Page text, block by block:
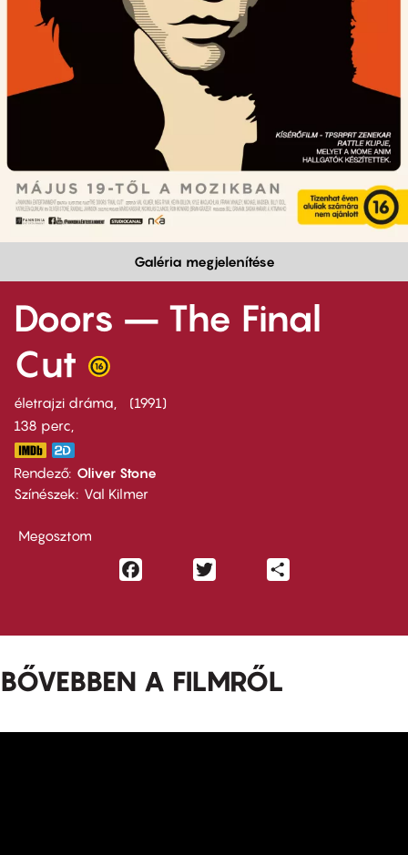
Galéria megjelenítése
Doors – The Final
Cut
életrajzi dráma
1991
138 perc,
Rendező Oliver Stone
Színészek
Val Kilmer
Megosztom
Facebook
BŐVEBBEN A FILMRŐL